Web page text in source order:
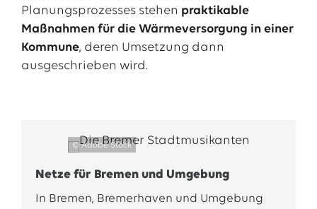
Planungsprozesses stehen praktikable
Maßnahmen für die Wärmeversorgung in einer
Kommune, deren Umsetzung dann
ausgeschrieben wird.
© Adobe Stock
Netze für Bremen und Umgebung
In Bremen, Bremerhaven und Umgebung